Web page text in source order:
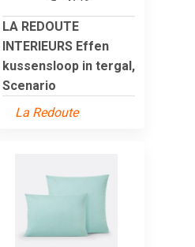
LA REDOUTE
INTERIEURS Effen
kussensloop in tergal,
Scenario
La Redoute